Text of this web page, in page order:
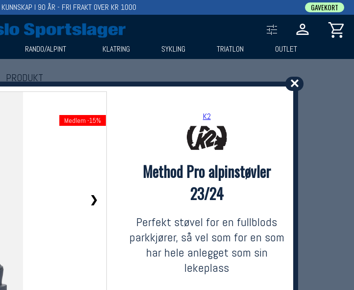
✕
❯
Medlem -15% K2
Method Pro alpinstøvler
23/24
Perfekt støvel for en fullblods
parkkjører, så vel som for en som
har hele anlegget som sin
lekeplass
I 90 ÅR - FRI FRAKT OVER KR 1000 GAVEKORT
RANDO/ALPINT KLATRING SYKLING TRIATLON OUTLET
PRODUKT
Produkter (1)